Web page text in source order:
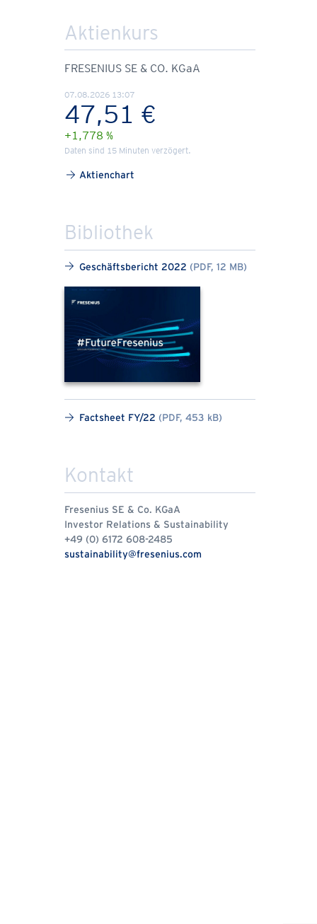
Aktienkurs
FRESENIUS SE & CO. KGaA
07.08.2026 13:07
47,51 €
+1,778 %
Daten sind 15 Minuten verzögert.
Aktienchart
Bibliothek
Geschäftsbericht 2022 (PDF, 12 MB)
Factsheet FY/22 (PDF, 453 kB)
Kontakt
Fresenius SE & Co. KGaA
Investor Relations & Sustainability
+49 (0) 6172 608-2485
sustainability@fresenius.com